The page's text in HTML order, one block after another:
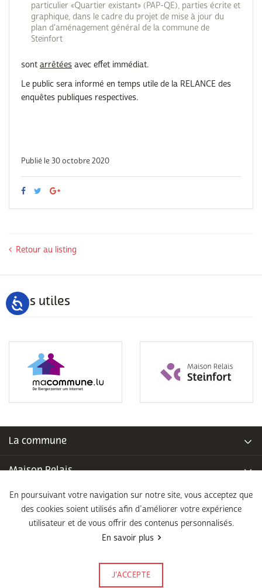
particulier «Quartier existant» (PAP-QE), parties écrite et
graphique, dans le cadre du projet de mise à jour du
plan d'aménagement général de la commune de
Steinfort
sont arrêtées avec effet immédiat.
Le public sera informé en temps utile de la RELANCE des
enquêtes publiques respectives.
Publié le 30 octobre 2020
Retour au listing
Sites utiles
La commune
Maison Relais
Piscine communale
École fondamentale
En poursuivant votre navigation sur notre site, vous acceptez que
des cookies soient utilisés afin d’améliorer votre expérience
utilisateur et de vous offrir des contenus personnalisés.
En savoir plus
J’ACCEPTE